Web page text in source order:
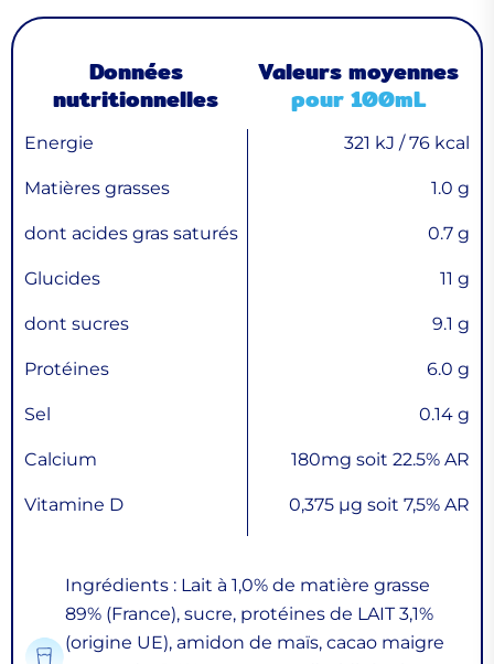
Données
nutritionnelles
Valeurs moyennes
pour 100mL
Energie 321 kJ / 76 kcal
Matières grasses 1.0 g
dont acides gras saturés 0.7 g
Glucides 11 g
dont sucres 9.1 g
Protéines 6.0 g
Sel 0.14 g
Calcium 180mg soit 22.5% AR
Vitamine D 0,375 µg soit 7,5% AR
Ingrédients : Lait à 1,0% de matière grasse
89% (France), sucre, protéines de LAIT 3,1%
(origine UE), amidon de maïs, cacao maigre